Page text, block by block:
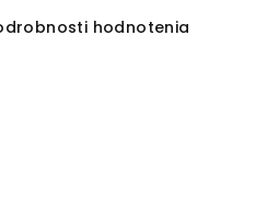
hodnotenia